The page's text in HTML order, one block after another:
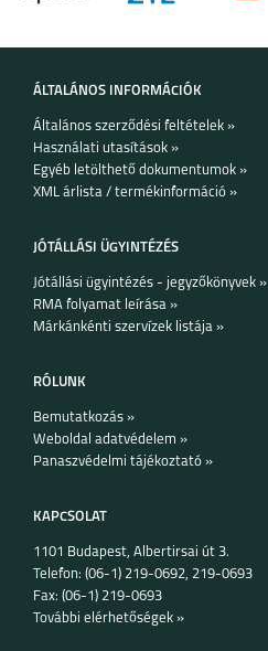
ÁLTALÁNOS INFORMÁCIÓK
Általános szerződési feltételek »
Használati utasítások »
Egyéb letölthető dokumentumok »
XML árlista / termékinformáció »
JÓTÁLLÁSI ÜGYINTÉZÉS
Jótállási ügyintézés - jegyzőkönyvek »
RMA folyamat leírása »
Márkánkénti szervízek listája »
RÓLUNK
Bemutatkozás »
Weboldal adatvédelem »
Panaszvédelmi tájékoztató »
KAPCSOLAT
1101 Budapest, Albertirsai út 3.
Telefon: (06-1) 219-0692, 219-0693
Fax: (06-1) 219-0693
További elérhetőségek »